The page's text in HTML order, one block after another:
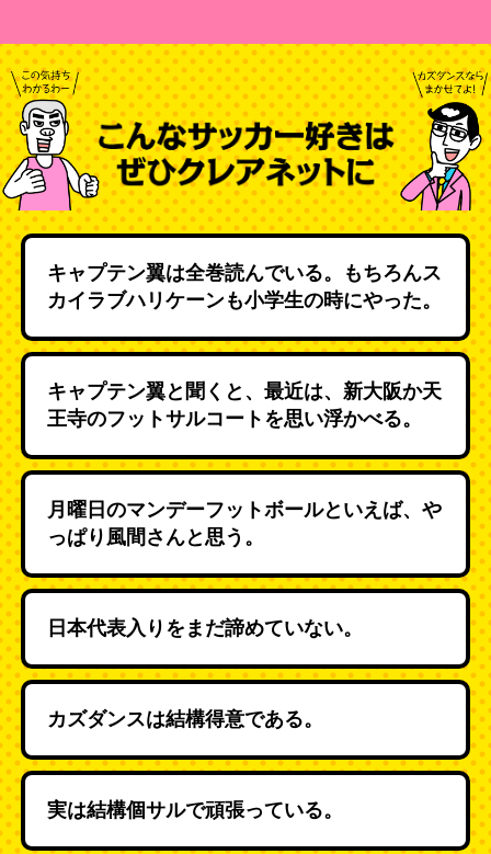
キャプテン翼は全巻読んでいる。もちろんス
カイラブハリケーンも小学生の時にやった。
キャプテン翼と聞くと、最近は、新大阪か天
王寺のフットサルコートを思い浮かべる。
月曜日のマンデーフットボールといえば、や
っぱり風間さんと思う。
日本代表入りをまだ諦めていない。
カズダンスは結構得意である。
実は結構個サルで頑張っている。